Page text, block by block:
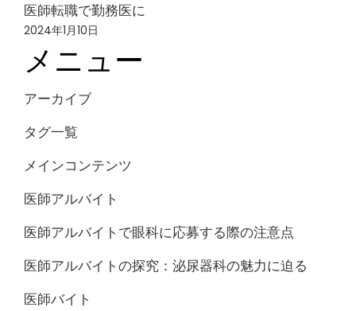
医師転職で勤務医に
2024年1月10日
メニュー
アーカイブ
タグ一覧
メインコンテンツ
医師アルバイト
医師アルバイトで眼科に応募する際の注意点
医師アルバイトの探究：泌尿器科の魅力に迫る
医師バイト